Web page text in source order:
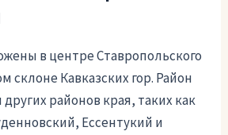
в центре Ставропольского
склоне Кавказских гор. Район
районов края, таких как
Ессентукий и